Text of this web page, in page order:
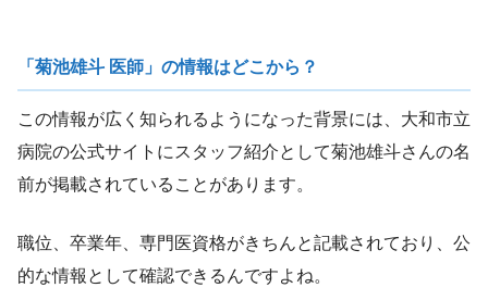
「菊池雄斗 医師」の情報はどこから？
この情報が広く知られるようになった背景には、大和市立
病院の公式サイトにスタッフ紹介として菊池雄斗さんの名
前が掲載されていることがあります。
職位、卒業年、専門医資格がきちんと記載されており、公
的な情報として確認できるんですよね。